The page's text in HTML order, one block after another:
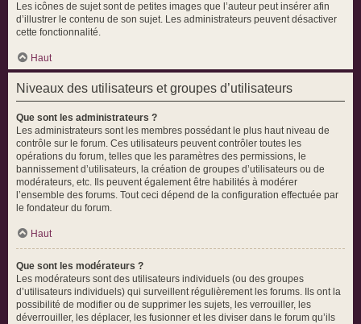
Les icônes de sujet sont de petites images que l’auteur peut insérer afin
d’illustrer le contenu de son sujet. Les administrateurs peuvent désactiver
cette fonctionnalité.
Haut
Niveaux des utilisateurs et groupes d’utilisateurs
Que sont les administrateurs ?
Les administrateurs sont les membres possédant le plus haut niveau de
contrôle sur le forum. Ces utilisateurs peuvent contrôler toutes les
opérations du forum, telles que les paramètres des permissions, le
bannissement d’utilisateurs, la création de groupes d’utilisateurs ou de
modérateurs, etc. Ils peuvent également être habilités à modérer
l’ensemble des forums. Tout ceci dépend de la configuration effectuée par
le fondateur du forum.
Haut
Que sont les modérateurs ?
Les modérateurs sont des utilisateurs individuels (ou des groupes
d’utilisateurs individuels) qui surveillent régulièrement les forums. Ils ont la
possibilité de modifier ou de supprimer les sujets, les verrouiller, les
déverrouiller, les déplacer, les fusionner et les diviser dans le forum qu’ils